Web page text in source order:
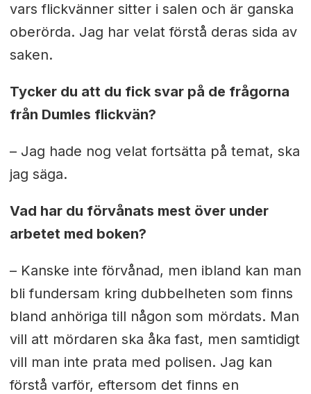
vars flickvänner sitter i salen och är ganska
oberörda. Jag har velat förstå deras sida av
saken.
Tycker du att du fick svar på de frågorna
från Dumles flickvän?
– Jag hade nog velat fortsätta på temat, ska
jag säga.
Vad har du förvånats mest över under
arbetet med boken?
– Kanske inte förvånad, men ibland kan man
bli fundersam kring dubbelheten som finns
bland anhöriga till någon som mördats. Man
vill att mördaren ska åka fast, men samtidigt
vill man inte prata med polisen. Jag kan
förstå varför, eftersom det finns en